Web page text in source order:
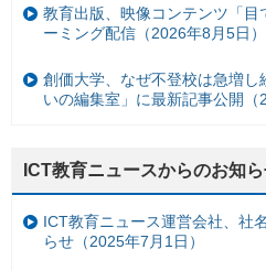
教育出版、映像コンテンツ「目
ーミング配信（2026年8月5日）
創価大学、なぜ不登校は急増し
いの編集室」に最新記事公開（
ICT教育ニュースからのお知
ICT教育ニュース運営会社、社
らせ（2025年7月1日）